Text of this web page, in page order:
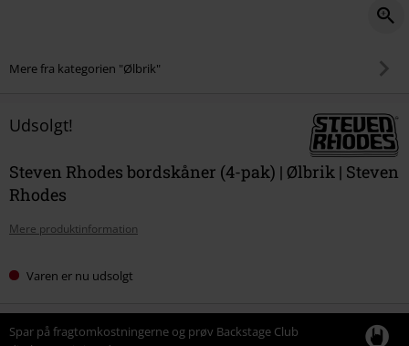
Mere fra kategorien "Ølbrik"
Udsolgt!
Steven Rhodes bordskåner (4-pak) | Ølbrik | Steven
Rhodes
Mere produktinformation
Varen er nu udsolgt
Spar på fragtomkostningerne og prøv Backstage Club